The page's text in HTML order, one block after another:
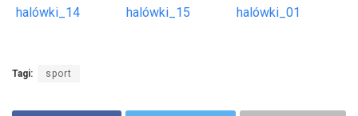
halówki_14
halówki_15
halówki_01
Tagi: sport